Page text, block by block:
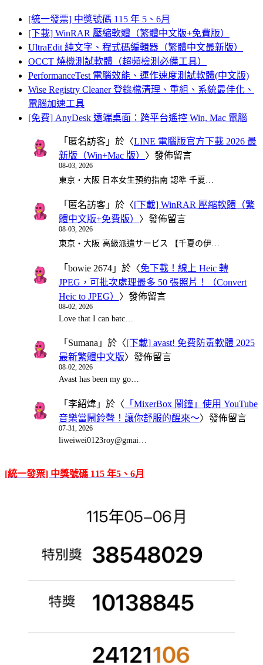
[統一發票] 中獎號碼 115 年 5、6月
[下載] WinRAR 壓縮軟體（繁體中文版+免費版）
UltraEdit 純文字、程式碼編輯器（繁體中文最新版）
OCCT 燒機測試軟體（超頻檢測必備工具）
PerformanceTest 電腦效能、運作速度測試軟體(中文版)
Wise Registry Cleaner 登錄檔清理、重組、系統最佳化、
電腦加速工具
[免費] AnyDesk 遠端桌面：跨平台遙控 Win, Mac 電腦
「 匿名訪客 」於〈LINE 電腦版官方下載 2026 最
新版（Win+Mac 版） 〉發佈留言
08-03, 2026
東京・大阪 日本女生預約指南 認準 千夏…
「 匿名訪客 」於〈[下載] WinRAR 壓縮軟體（繁
體中文版+免費版） 〉發佈留言
08-03, 2026
東京・大阪 高級派遣サービス 【千夏の伊…
「 bowie 2674 」於〈免下載！線上 Heic 轉
JPEG，可批次處理最多 50 張照片！（Convert
Heic to JPEG） 〉發佈留言
08-02, 2026
Love that I can batc…
「 Sumana 」於〈[下載] avast! 免費防毒軟體 2025
最新繁體中文版〉發佈留言
08-02, 2026
Avast has been my go…
「 李紹煒 」於〈 「MixerBox 鬧鐘」使用 YouTube
音樂當鬧鈴聲！讓你舒服的醒來～〉發佈留言
07-31, 2026
liweiwei0123roy@gmai…
[統一發票] 中獎號碼 115 年5、6月